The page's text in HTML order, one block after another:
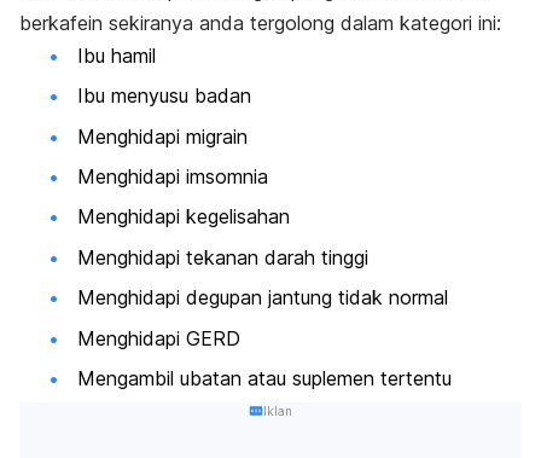
berkafein sekiranya anda tergolong dalam kategori ini:
Ibu hamil
Ibu menyusu badan
Menghidapi migrain
Menghidapi imsomnia
Menghidapi kegelisahan
Menghidapi tekanan darah tinggi
Menghidapi degupan jantung tidak normal
Menghidapi GERD
Mengambil ubatan atau suplemen tertentu
Iklan